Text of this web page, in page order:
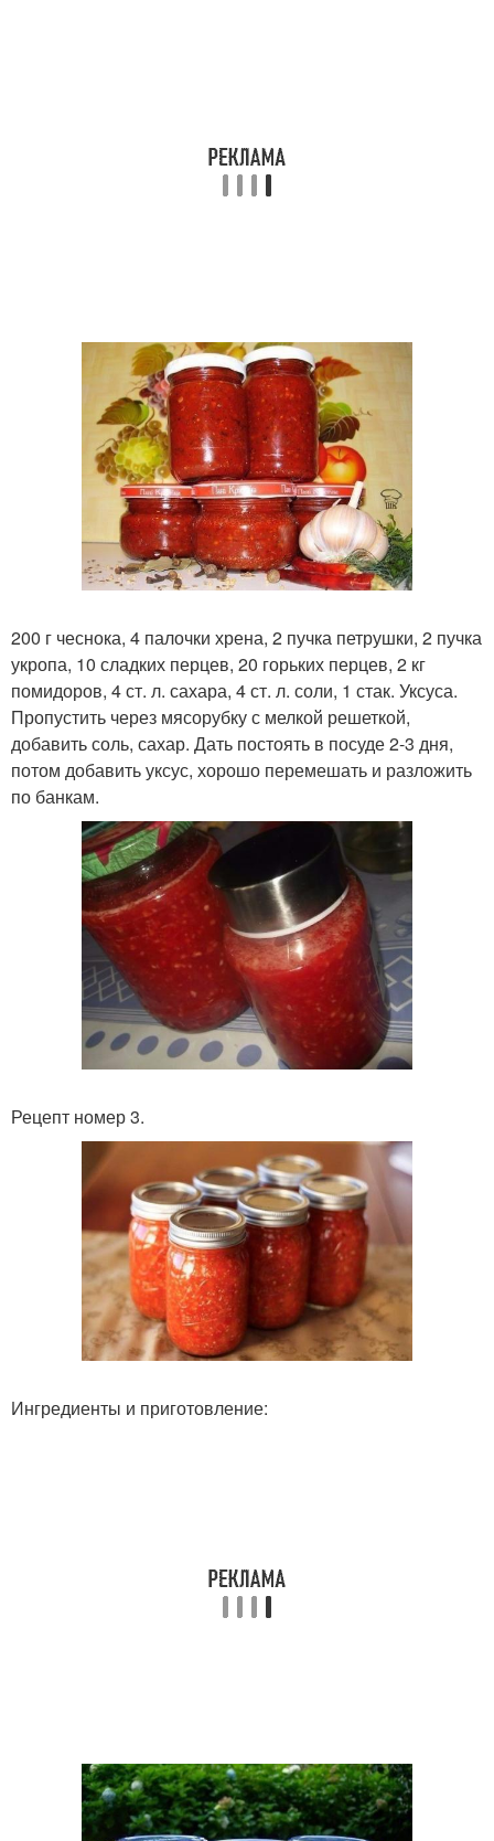
200 г чеснока, 4 палочки хрена, 2 пучка петрушки, 2 пучка
укропа, 10 сладких перцев, 20 горьких перцев, 2 кг
помидоров, 4 ст. л. сахара, 4 ст. л. соли, 1 стак. Уксуса.
Пропустить через мясорубку с мелкой решеткой,
добавить соль, сахар. Дать постоять в посуде 2-3 дня,
потом добавить уксус, хорошо перемешать и разложить
по банкам.
Рецепт номер 3.
Ингредиенты и приготовление: